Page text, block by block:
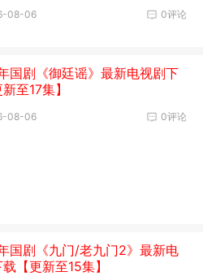
0评论
08-06
国剧《御廷谣》最新电视剧下
至17集】
0评论
08-06
国剧《九门/老九门2》最新电
【更新至15集】